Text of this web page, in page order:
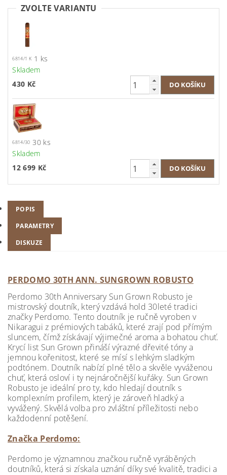
ZVOLTE VARIANTU
6814/1 K 1 ks
Skladem
430 Kč
6814/30 30 ks
Skladem
12 699 Kč
POPIS
PARAMETRY
DISKUZE
PERDOMO 30TH ANN. SUNGROWN ROBUSTO
Perdomo 30th Anniversary Sun Grown Robusto je
mistrovský doutník, který vzdává hold 30leté tradici
značky Perdomo. Tento doutník je ručně vyroben v
Nikaragui z prémiových tabáků, které zrají pod přímým
sluncem, čímž získávají výjimečné aroma a bohatou chuť.
Krycí list Sun Grown přináší výrazné dřevité tóny a
jemnou kořenitost, které se mísí s lehkým sladkým
podtónem. Doutník nabízí plné tělo a skvěle vyváženou
chuť, která osloví i ty nejnáročnější kuřáky. Sun Grown
Robusto je ideální pro ty, kdo hledají doutník s
komplexním profilem, který je zároveň hladký a
vyvážený. Skvělá volba pro zvláštní příležitosti nebo
každodenní potěšení.
Značka Perdomo:
Perdomo je významnou značkou ručně vyráběných
doutníků, která si získala uznání díky své kvalitě, tradici a